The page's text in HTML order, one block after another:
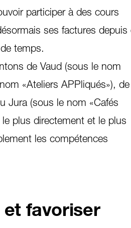
participer à des cours
ses factures depuis
temps.
de Vaud (sous le nom
«Ateliers APPliqués»), de
Jura (sous le nom «Cafés
plus directement et le plus
les compétences
favoriser